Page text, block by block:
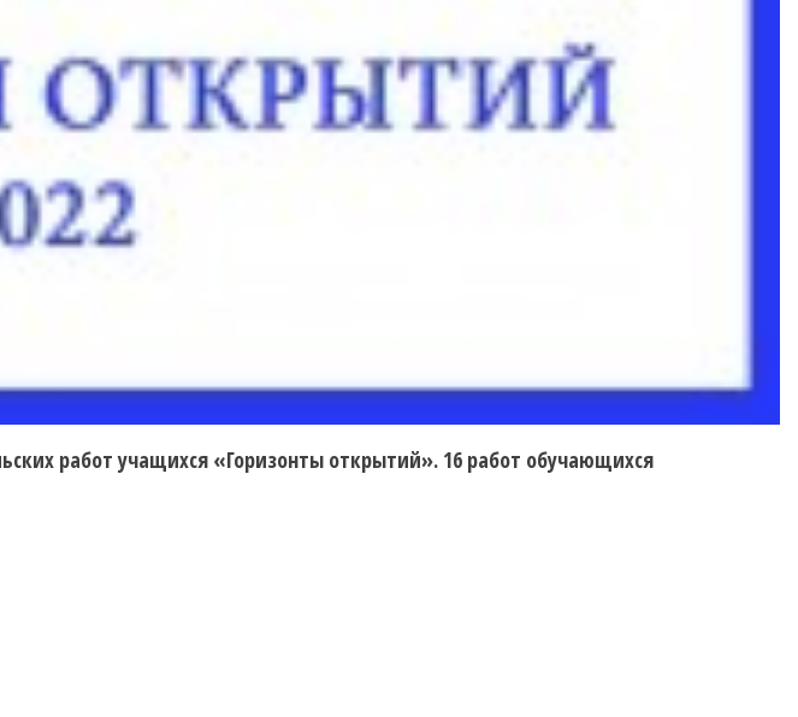
работ учащихся «Горизонты открытий». 16 работ обучающихся